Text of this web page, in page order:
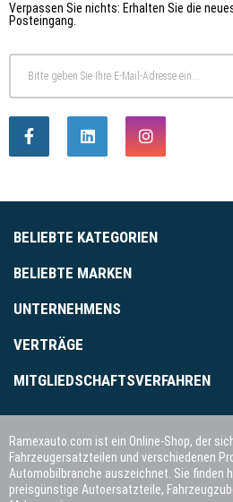
Verpassen Sie nichts: Erhalten Sie die
Posteingang.
BELIEBTE KATEGORIEN
BELIEBTE MARKEN
UNTERNEHMENS
VERTRÄGE
MITGLIEDSCHAFTSVERFAHREN
Ramexauto.com ist ein Online-Shop, der
Fahrzeugersatzteilen und verschiedenen
Automobilbranche auszeichnet. Sie finden
preisgünstige Autoersatzteile,